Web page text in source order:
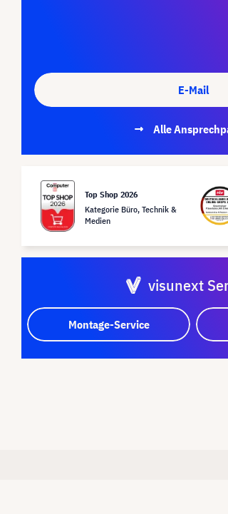
E-Mail
Alle
Top Shop 2026
Kategorie Büro, Technik &
Medien
visunext
Montage-Service